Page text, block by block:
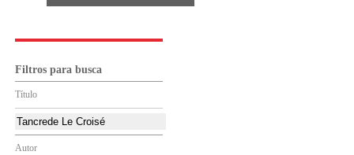
Filtros para busca
Título
Autor